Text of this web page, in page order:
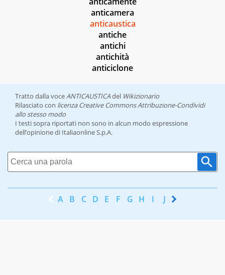
anticamera
anticaustica
antiche
antichi
antichità
anticiclone
Tratto dalla voceANTICAUSTICAdel Wikizionario
Rilasciato con licenza Creative Commons Attribuzione-Condividi
allo stesso modo
I testi sopra riportati non sono in alcun modo espressione
dell’opinione di Italiaonline S.p.A.
A B C D E F G H I J K